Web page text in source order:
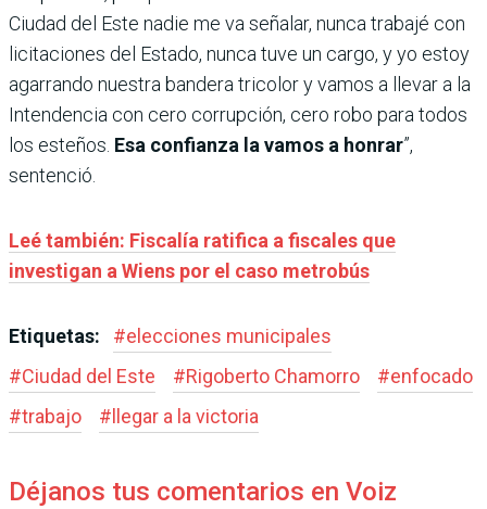
Ciudad del Este nadie me va señalar, nunca trabajé con
licitaciones del Estado, nunca tuve un cargo, y yo estoy
agarrando nuestra bandera tricolor y vamos a llevar a la
Intendencia con cero corrupción, cero robo para todos
los esteños. Esa confianza la vamos a honrar”,
sentenció.
Leé también: Fiscalía ratifica a fiscales que
investigan a Wiens por el caso metrobús
Etiquetas: #elecciones municipales
#Ciudad del Este #Rigoberto Chamorro #enfocado
#trabajo # llegar a la victoria
Déjanos tus comentarios en Voiz